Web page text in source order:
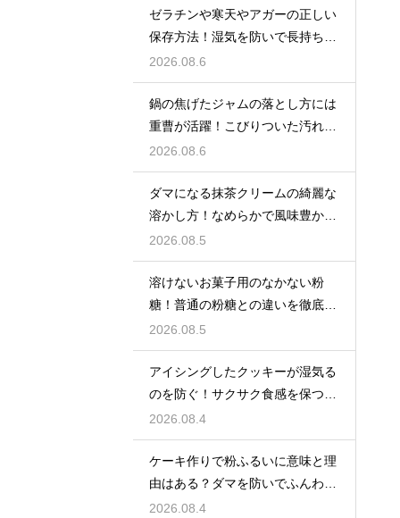
ゼラチンや寒天やアガーの正しい
保存方法！湿気を防いで長持ちさ
せるコツ
2026.08.6
鍋の焦げたジャムの落とし方には
重曹が活躍！こびりついた汚れを
綺麗に落としてピカピカにする技
2026.08.6
ダマになる抹茶クリームの綺麗な
溶かし方！なめらかで風味豊かな
クリームを作る
2026.08.5
溶けないお菓子用のなかない粉
糖！普通の粉糖との違いを徹底解
説
2026.08.5
アイシングしたクッキーが湿気る
のを防ぐ！サクサク食感を保つ裏
技
2026.08.4
ケーキ作りで粉ふるいに意味と理
由はある？ダマを防いでふんわり
と軽い生地に焼き上げるための基
2026.08.4